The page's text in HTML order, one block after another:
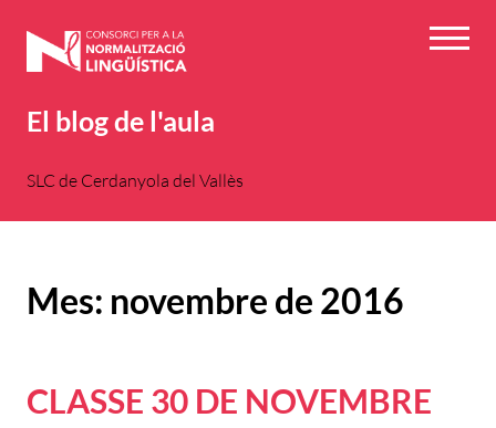
El blog de l'aula
SLC de Cerdanyola del Vallès
Mes: novembre de 2016
CLASSE 30 DE NOVEMBRE